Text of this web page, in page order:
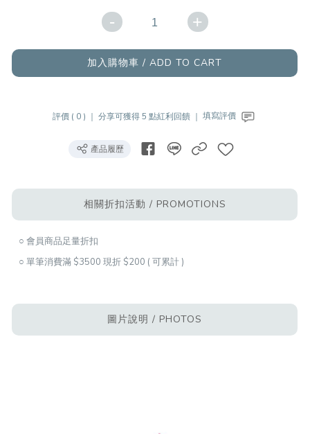
- +
加入購物車 / ADD TO CART
評價 ( 0 ) ｜ 分享可獲得 5 點紅利回饋 ｜ 填寫評價
產品履歷
相關折扣活動 / PROMOTIONS
○ 會員商品足量折扣
○ 單筆消費滿 $3500 現折 $200 ( 可累計 )
圖片說明 / PHOTOS